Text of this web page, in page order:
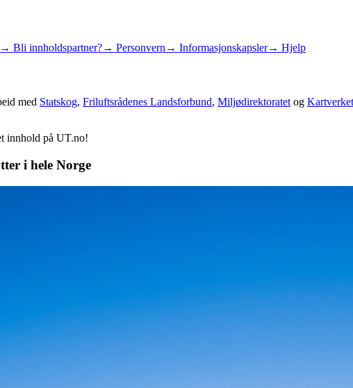
→ Bli innholdspartner?→ Personvern → Informasjonskapsler→ Hjelp
med Statskog, Friluftsrådenes Landsforbund, Miljødirektoratet og Kartverket
innhold på UT.no!
i hele Norge